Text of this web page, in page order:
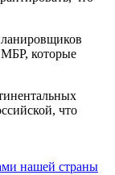
МБР, которые
что
нашей страны